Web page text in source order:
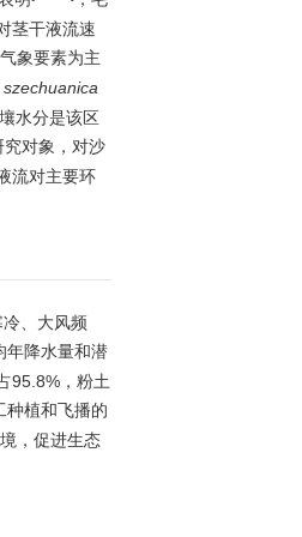
茎干液流速
象要素为主
水分是该区
对象，对沙
流对主要环
、大风频
年降水量和潜
95.8%，粉土
种植和飞播的
，促进生态